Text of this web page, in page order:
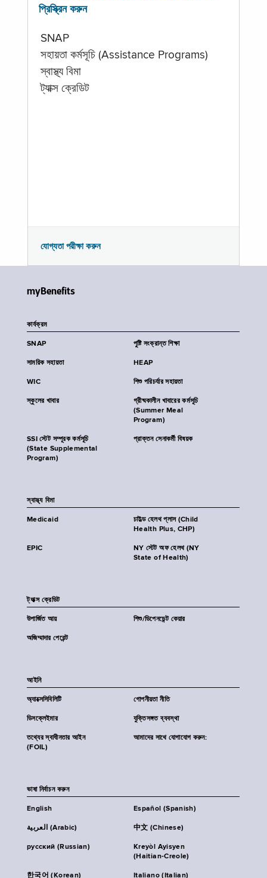
প্রিস্ক্রিন করুন
SNAP
সহায়তা কর্মসূচি (Assistance Programs)
স্বাস্থ্য বিমা
ট্যাক্স ক্রেডিট
যোগ্যতা পরীক্ষা করুন
myBenefits
কার্যক্রম
SNAP পুষ্টি সংক্রান্ত শিক্ষা
সাময়িক সহায়তা HEAP
WIC শিশু পরিচর্যার সহায়তা
স্কুলের খাবার
গ্রীষ্মকালীন খাবারের কর্মসূচি
(Summer Meal
Program)
SSI স্টেট সম্পূরক কর্মসূচি
(State Supplemental
Program)
প্রাক্তন সেনাকর্মী বিষয়ক
স্বাস্থ্য বিমা
Medicaid
চাইল্ড হেলথ প্লাস (Child
Health Plus, CHP)
EPIC
NY স্টেট অফ হেলথ (NY
State of Health)
ট্যাক্স ক্রেডিট
উপার্জিত আয় শিশু/ডিপেনডেন্ট কেয়ার
অজিম্মাদার পেরেন্ট
আইনি
অ্যাক্সেসিবিলিটি গোপনীয়তা নীতি
ডিসক্লেইমার যুক্তিসঙ্গত ব্যবস্থা
তথ্যের স্বাধীনতার আইন
(FOIL)
আমাদের সাথে যোগাযোগ করুন:
ভাষা নির্বাচন করুন
English Español (Spanish)
العربية (Arabic) 中文 (Chinese)
русский (Russian)
Kreyòl Ayisyen
(Haitian-Creole)
한국어 (Korean) Italiano (Italian)